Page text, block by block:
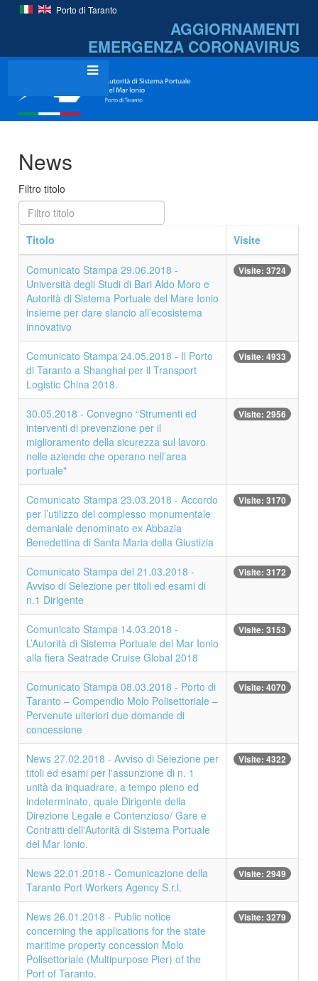
Porto di Taranto
AGGIORNAMENTI
EMERGENZA CORONAVIRUS
News
Filtro titolo
Titolo Visite
Comunicato Stampa 29.06.2018 -
Università degli Studi di Bari Aldo Moro e
Autorità di Sistema Portuale del Mare Ionio
insieme per dare slancio all’ecosistema
innovativo
Visite: 3724
Comunicato Stampa 24.05.2018 - Il Porto
di Taranto a Shanghai per il Transport
Logistic China 2018.
Visite: 4933
30.05.2018 - Convegno “Strumenti ed
interventi di prevenzione per il
miglioramento della sicurezza sul lavoro
nelle aziende che operano nell’area
portuale"
Visite: 2956
Comunicato Stampa 23.03.2018 - Accordo
per l’utilizzo del complesso monumentale
demaniale denominato ex Abbazia
Benedettina di Santa Maria della Giustizia
Visite: 3170
Comunicato Stampa del 21.03.2018 -
Avviso di Selezione per titoli ed esami di
n.1 Dirigente
Visite: 3172
Comunicato Stampa 14.03.2018 -
L’Autorità di Sistema Portuale del Mar Ionio
alla fiera Seatrade Cruise Global 2018
Visite: 3153
Comunicato Stampa 08.03.2018 - Porto di
Taranto – Compendio Molo Polisettoriale –
Pervenute ulteriori due domande di
concessione
Visite: 4070
News 27.02.2018 - Avviso di Selezione per
titoli ed esami per l'assunzione di n. 1
unità da inquadrare, a tempo pieno ed
indeterminato, quale Dirigente della
Direzione Legale e Contenzioso/ Gare e
Contratti dell'Autorità di Sistema Portuale
del Mar Ionio.
Visite: 4322
News 22.01.2018 - Comunicazione della
Taranto Port Workers Agency S.r.l.
Visite: 2949
News 26.01.2018 - Public notice
concerning the applications for the state
maritime property concession Molo
Polisettoriale (Multipurpose Pier) of the
Port of Taranto.
Visite: 3279